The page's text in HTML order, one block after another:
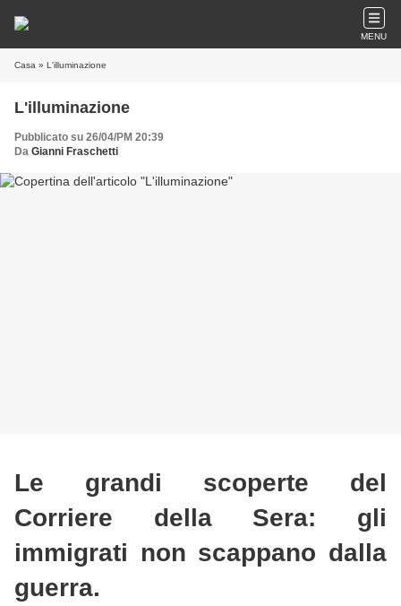
MENU
Casa » L'illuminazione
L'illuminazione
Pubblicato su 26/04/PM 20:39
Da Gianni Fraschetti
Le grandi scoperte del
Corriere della Sera: gli
immigrati non scappano dalla
guerra.